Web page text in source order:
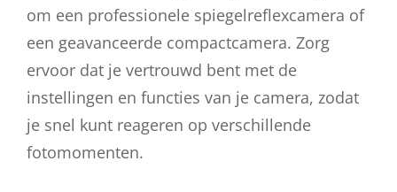
om een professionele spiegelreflexcamera of
een geavanceerde compactcamera. Zorg
ervoor dat je vertrouwd bent met de
instellingen en functies van je camera, zodat
je snel kunt reageren op verschillende
fotomomenten.